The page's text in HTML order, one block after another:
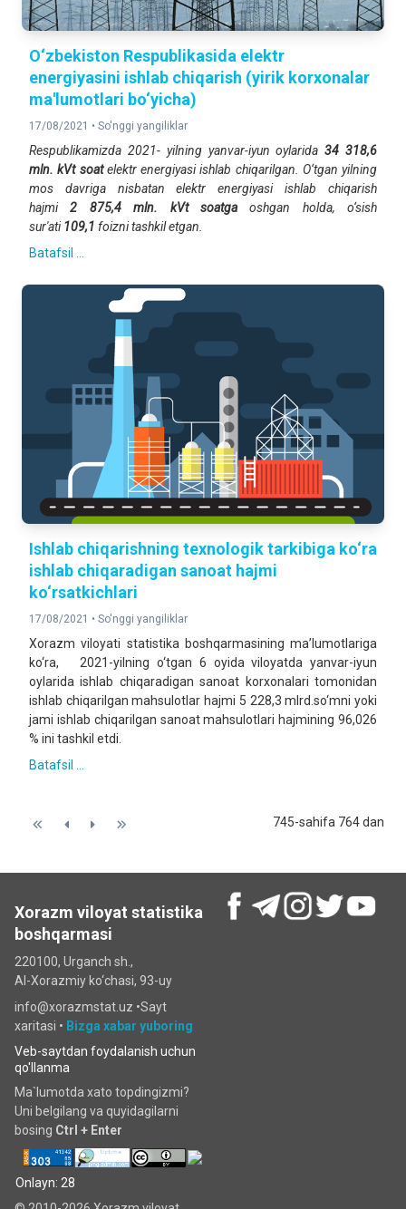
O‘zbekiston Respublikasida elektr
energiyasini ishlab chiqarish (yirik korxonalar
ma'lumotlari bo‘yicha)
17/08/2021 • So'nggi yangiliklar
Respublikamizda 2021- yilning yanvar-iyun oylarida34 318,6
mln. kVt soatelektr energiyasi ishlab chiqarilgan. O‘tgan yilning
mos davriga nisbatan elektr energiyasi ishlab chiqarish
hajmi2 875,4 mln. kVt soatgaoshgan holda, o‘sish
sur'ati109,1 foizni tashkil etgan.
Batafsil ...
Ishlab chiqarishning texnologik tarkibiga ko‘ra
ishlab chiqaradigan sanoat hajmi
ko‘rsatkichlari
17/08/2021 • So'nggi yangiliklar
Xorazm viloyati statistika boshqarmasining ma’lumotlariga
ko‘ra, 2021-yilning o‘tgan 6 oyida viloyatda yanvar-iyun
oylarida ishlab chiqaradigan sanoat korxonalari tomonidan
ishlab chiqarilgan mahsulotlar hajmi 5 228,3 mlrd.so‘mni yoki
jami ishlab chiqarilgan sanoat mahsulotlari hajmining 96,026
% ini tashkil etdi.
Batafsil ...
745-sahifa 764 dan
Xorazm viloyat statistika
boshqarmasi
220100, Urganch sh.,
Al-Xorazmiy ko‘chаsi, 93-uy
info@xorazmstat.uz •Sayt
xaritasi • Bizga xabar yuboring
Veb-saytdan foydalanish uchun
qo'llanma
Ma`lumotda xato topdingizmi?
Uni belgilang va quyidagilarni
bosing Ctrl + Enter
Onlayn: 28